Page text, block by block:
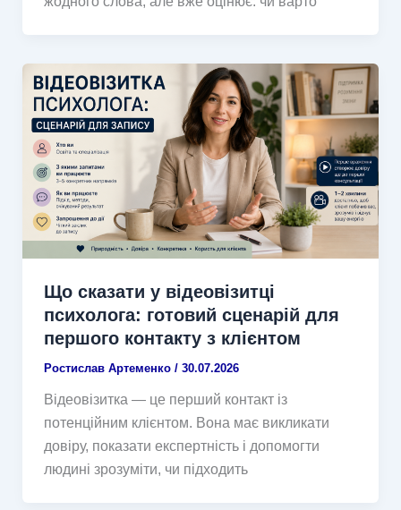
Що сказати у відеовізитці
психолога: готовий сценарій для
першого контакту з клієнтом
Ростислав Артеменко / 30.07.2026
Відеовізитка — це перший контакт із
потенційним клієнтом. Вона має викликати
довіру, показати експертність і допомогти
людині зрозуміти, чи підходить